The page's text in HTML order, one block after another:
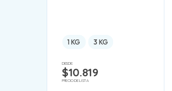
1 KG 3 KG
DESDE:
$10.819
PRECIO DE LISTA